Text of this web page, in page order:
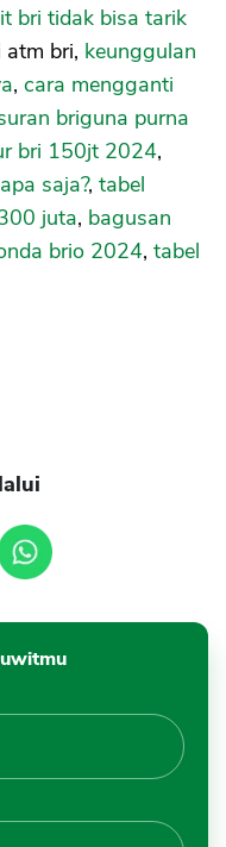
bri tidak bisa tarik
bri, keunggulan
, cara mengganti
briguna purna
bri 150jt 2024,
saja?, tabel
juta, bagusan
brio 2024, tabel